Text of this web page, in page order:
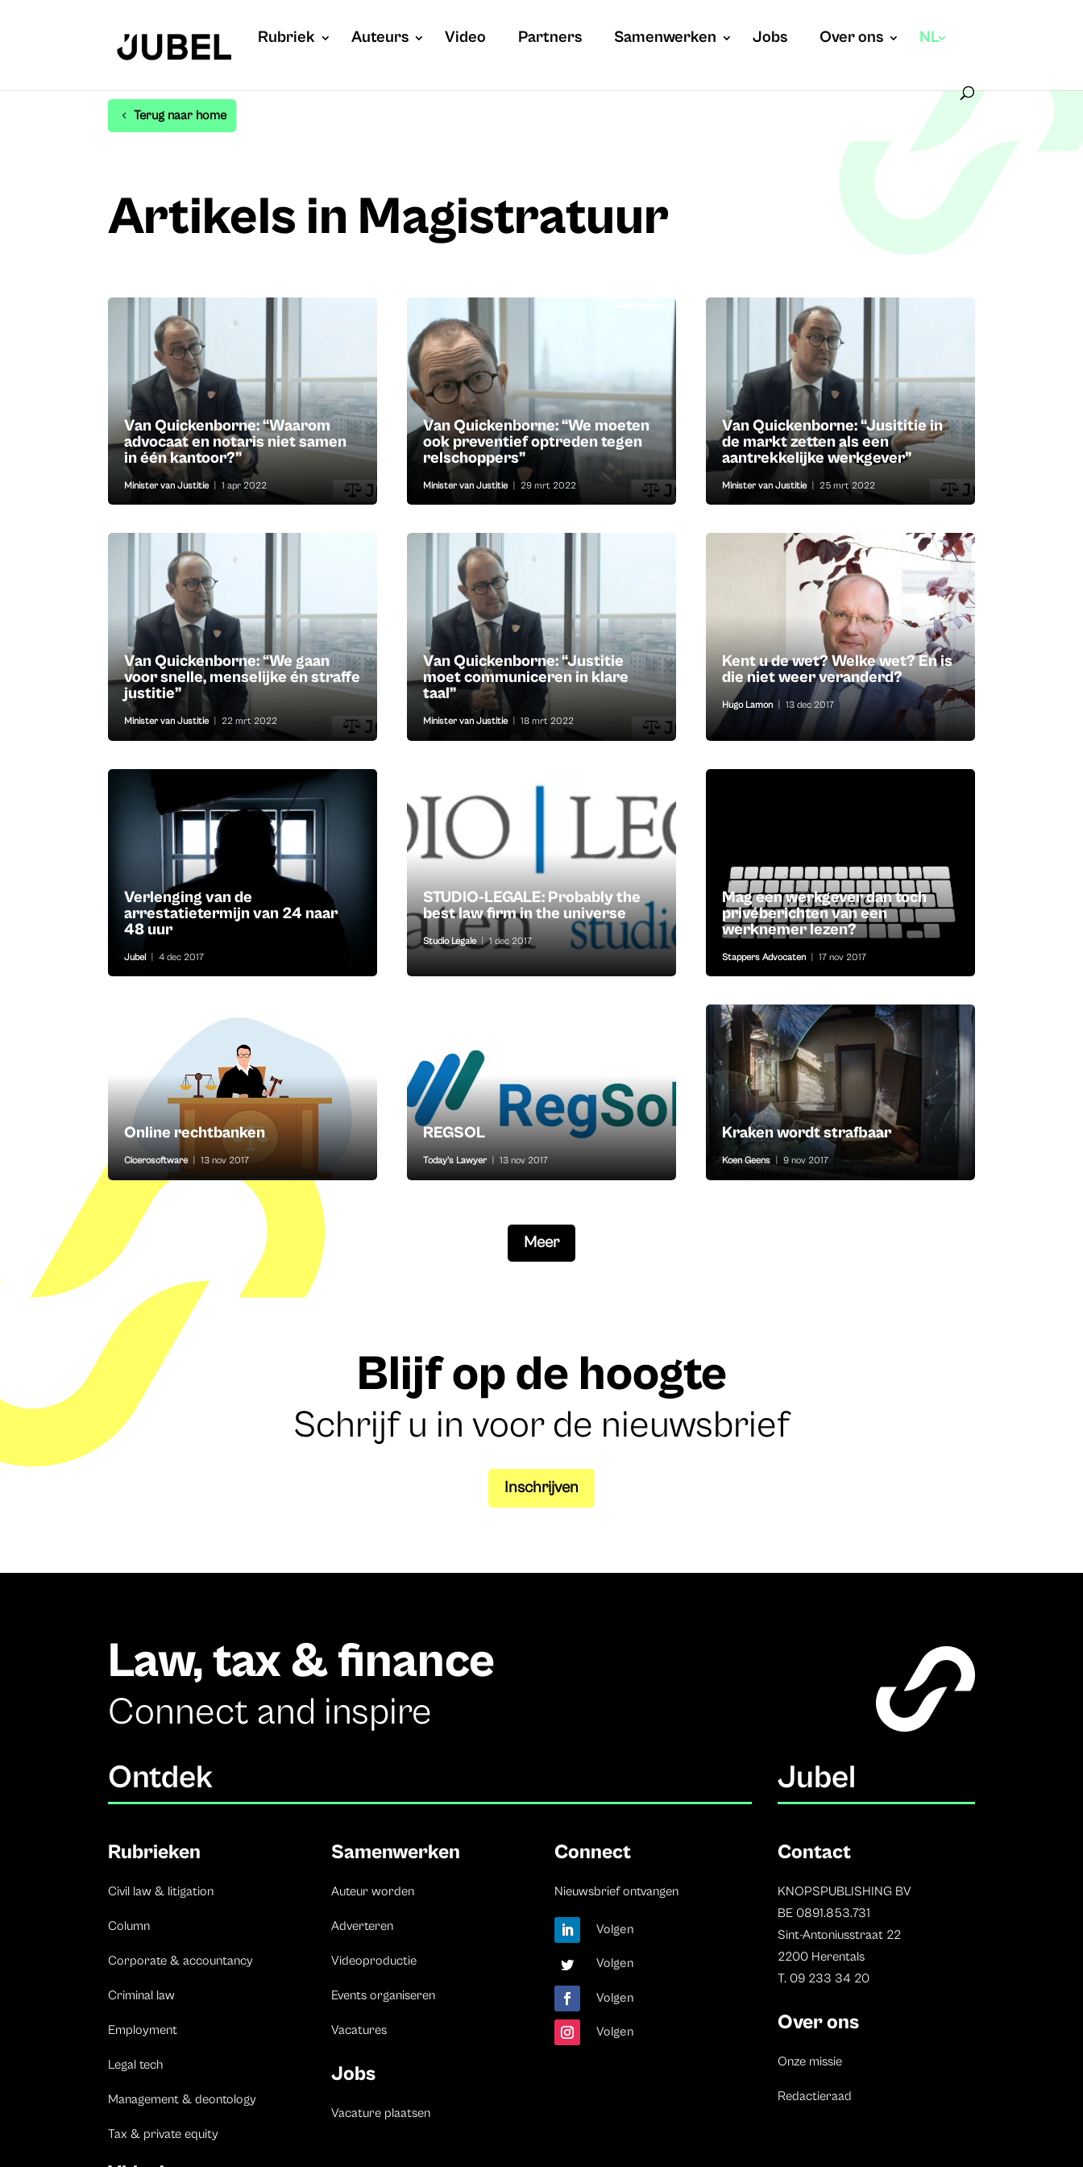
Rubriek Auteurs Video Partners Samenwerken Jobs Over ons NL
Terug naar home
Artikels in Magistratuur
Van Quickenborne: “Waarom
advocaat en notaris niet samen
in één kantoor?”
Minister van Justitie 1 apr 2022
Van Quickenborne: “We moeten
ook preventief optreden tegen
relschoppers”
Minister van Justitie 29 mrt 2022
Van Quickenborne: “Jusititie in
de markt zetten als een
aantrekkelijke werkgever”
Minister van Justitie 25 mrt 2022
Van Quickenborne: “We gaan
voor snelle, menselijke én straffe
justitie”
Minister van Justitie 22 mrt 2022
Van Quickenborne: “Justitie
moet communiceren in klare
taal”
Minister van Justitie 18 mrt 2022
Kent u de wet? Welke wet? En is
die niet weer veranderd?
Hugo Lamon 13 dec 2017
Verlenging van de
arrestatietermijn van 24 naar
48 uur
Jubel 4 dec 2017
STUDIO-LEGALE: Probably the
best law firm in the universe
Studio Legale | 1 dec 2017
Mag een werkgever dan toch
privéberichten van een
werknemer lezen?
Stappers Advocaten 17 nov 2017
Online rechtbanken
Cicerosoftware 13 nov 2017
REGSOL
Today's Lawyer 13 nov 2017
Kraken wordt strafbaar
Koen Geens 9 nov 2017
Meer
Blijf op de hoogte
Schrijf u in voor de nieuwsbrief
Inschrijven
Law, tax & finance
Connect and inspire
Ontdek Jubel
Rubrieken
Civil law & litigation
Column
Corporate & accountancy
Criminal law
Employment
Legal tech
Management & deontology
Tax & private equity
Samenwerken
Auteur worden
Adverteren
Videoproductie
Events organiseren
Vacatures
Jobs
Vacature plaatsen
Connect
Nieuwsbrief ontvangen
Volgen
Volgen
Volgen
Volgen
Contact
KNOPSPUBLISHING BV
BE 0891.853.731
Sint-Antoniusstraat 22
2200 Herentals
T. 09 233 34 20
Over ons
Onze missie
Redactieraad